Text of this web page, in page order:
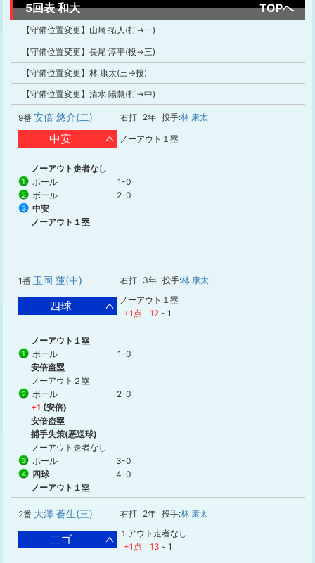
5回表 和大 TOPへ
【守備位置変更】山崎 拓人(打→一)
【守備位置変更】長尾 淳平(投→三)
【守備位置変更】林 康太(三→投)
【守備位置変更】清水 陽慧(打→中)
9番 安倍 悠介(二) 右打 2年 投手:林 康太
中安 ノーアウト１塁
ノーアウト走者なし
1 ボール 1-0
2 ボール 2-0
3
中安
ノーアウト１塁
1番 玉岡 蓮(中) 右打 3年 投手:林 康太
四球
ノーアウト１塁
+1点
12 - 1
ノーアウト１塁
1 ボール
1-0
安倍盗塁
ノーアウト２塁
2 ボール
2-0
+1 (安倍)
安倍盗塁
捕手失策(悪送球)
ノーアウト走者なし
3 ボール 3-0
4 四球
4-0
ノーアウト１塁
2番 大澤 蒼生(三) 右打 2年 投手:林 康太
二ゴ
１アウト走者なし
+1点
13 - 1